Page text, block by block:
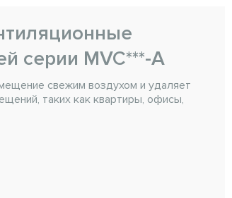
серии MVC***-A
свежим воздухом и удаляет
таких как квартиры, офисы,